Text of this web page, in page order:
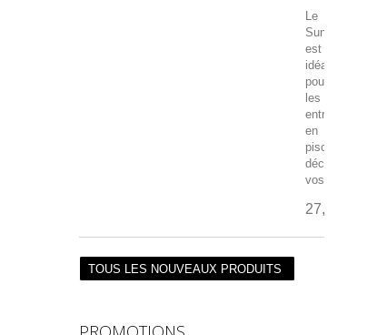
Le
Sunkissed
est
idéal
pour
les
entrainements
en
piscine
découverte,
vos...
27,00 €
TOUS LES NOUVEAUX PRODUITS